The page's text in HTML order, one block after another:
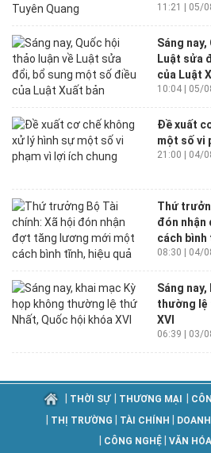
11:21 | 05/
Sáng
Luật sửa
của Luật
10:04 | 05/
Đề xuất
một số vi
21:00 | 04/
Thứ
đón
cách bình
08:30 | 04/
Sáng
thường lệ
XVI
06:39 | 03/
THỜI SỰ THƯƠNG MẠI
THỊ TRƯỜNG TÀI CHÍNH
CÔNG NGHỆ VĂN